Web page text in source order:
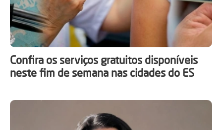
Confira os serviços gratuitos disponíveis
neste fim de semana nas cidades do ES